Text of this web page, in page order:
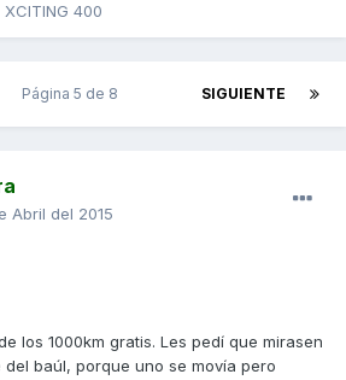
XCITING 400
SIGUIENTE
Página 5 de 8
Abril del 2015
los 1000km gratis. Les pedí que mirasen
baúl, porque uno se movía pero